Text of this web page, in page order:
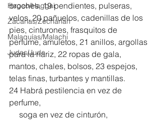
Hageo/Haggai
Zacarías/Zechariah
Malaquías/Malachi
Judas/Jude
broches, 19 pendientes, pulseras,
velos, 20 pañuelos, cadenillas de los
pies, cinturones, frasquitos de
perfume, amuletos, 21 anillos, argollas
para la nariz, 22 ropas de gala,
mantos, chales, bolsos, 23 espejos,
telas finas, turbantes y mantillas.
24 Habrá pestilencia en vez de
perfume,
     soga en vez de cinturón,